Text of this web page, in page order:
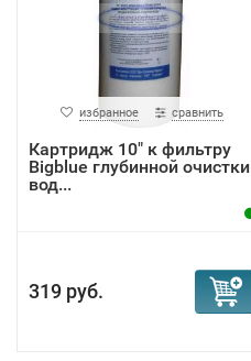
избранное сравнить
Картридж 10" к фильтру
Bigblue глубинной очистки
вод...
319 руб.